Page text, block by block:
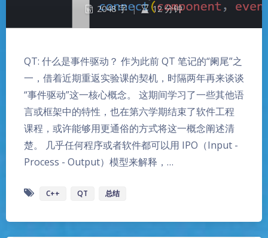
2048 字 | 12 分钟
QT: 什么是事件驱动？ 作为此前 QT 笔记的“阑尾”之
一，借着近期重返实验课的契机，时隔两年再来谈谈
“事件驱动”这一核心概念。 这期间学习了一些其他语
言或框架中的特性，也在第六学期结束了软件工程
课程，或许能够用更通俗的方式将这一概念阐述清
楚。 几乎任何程序或者软件都可以用 IPO（Input -
Process - Output）模型来解释，…
C++ QT 总结